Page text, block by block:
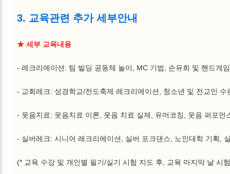
3. 교육관련 추가 세부안내
★ 세부 교육내용
- 레크리에이션: 팀 빌딩 공동체 놀이, MC 기법, 손유희 및 핸드게
- 교회레크: 성경학교/전도축제 레크리에이션, 청소년 및 전교인
- 웃음치료: 웃음치료 이론, 웃음 치료 실제, 유머코칭, 웃음 퍼포먼
- 실버레크: 시니어 레크리에이션, 실버 포크댄스, 노인대학 기획,
(* 교육 수강 및 개인별 필기/실기 시험 지도 후, 교육 마지막 날 시